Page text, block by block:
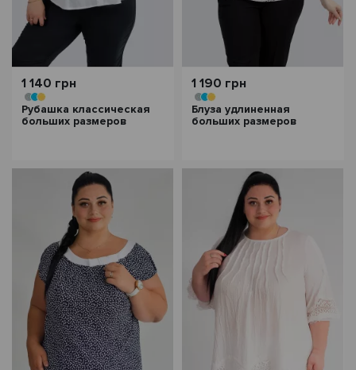
1 140 грн
Рубашка классическая
больших размеров
1 190 грн
Блуза удлиненная
больших размеров